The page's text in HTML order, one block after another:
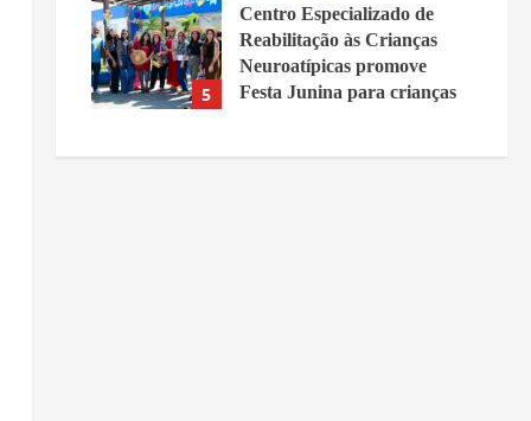
5
Centro Especializado de
Reabilitação às Crianças
Neuroatípicas promove
Festa Junina para crianças